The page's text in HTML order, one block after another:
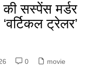
की सस्पेंस मर्डर
ट्रेलर’
0 movie